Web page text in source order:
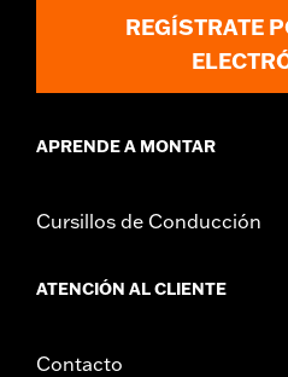
REGÍSTRATE
APRENDE A MONTAR
Cursillos de Conducción
ATENCIÓN AL CLIENTE
Contacto